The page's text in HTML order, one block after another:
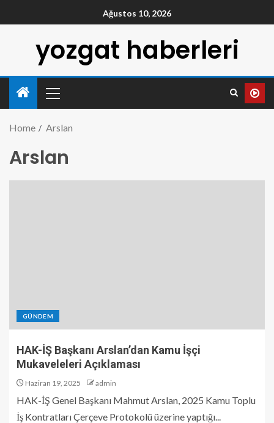
Ağustos 10, 2026
yozgat haberleri
Home Arslan
Arslan
GÜNDEM
HAK-İŞ Başkanı Arslan’dan Kamu İşçi
Mukaveleleri Açıklaması
Haziran 19, 2025 admin
HAK-İŞ Genel Başkanı Mahmut Arslan, 2025 Kamu Toplu
İş Kontratları Çerçeve Protokolü üzerine yaptığı...